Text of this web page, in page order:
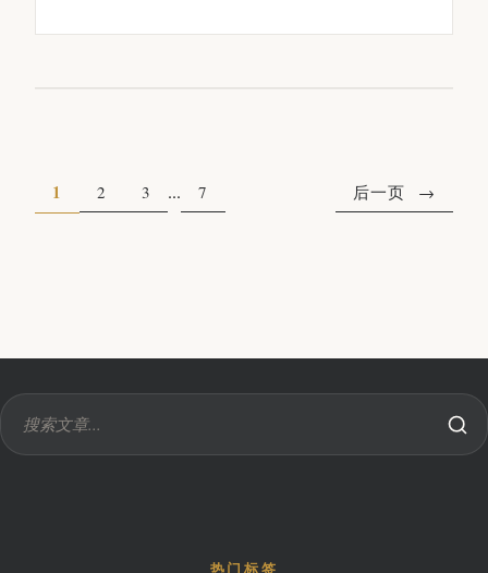
1 2 3 ... 7 后一页
热门标签